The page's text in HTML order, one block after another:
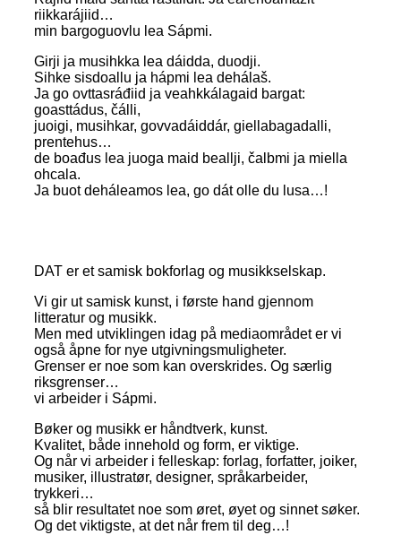
riikkarájiid…
min bargoguovlu lea Sápmi.
Girji ja musihkka lea dáidda, duodji.
Sihke sisdoallu ja hápmi lea dehálaš.
Ja go ovttasráđiid ja veahkkálagaid bargat:
goasttádus, čálli,
juoigi, musihkar, govvadáiddár, giellabagadalli,
prentehus…
de boađus lea juoga maid beallji, čalbmi ja miella
ohcala.
Ja buot deháleamos lea, go dát olle du lusa…!
DAT er et samisk bokforlag og musikkselskap.
Vi gir ut samisk kunst, i første hand gjennom
litteratur og musikk.
Men med utviklingen idag på mediaområdet er vi
også åpne for nye utgivningsmuligheter.
Grenser er noe som kan overskrides. Og særlig
riksgrenser…
vi arbeider i Sápmi.
Bøker og musikk er håndtverk, kunst.
Kvalitet, både innehold og form, er viktige.
Og når vi arbeider i felleskap: forlag, forfatter, joiker,
musiker, illustratør, designer, språkarbeider,
trykkeri…
så blir resultatet noe som øret, øyet og sinnet søker.
Og det viktigste, at det når frem til deg…!